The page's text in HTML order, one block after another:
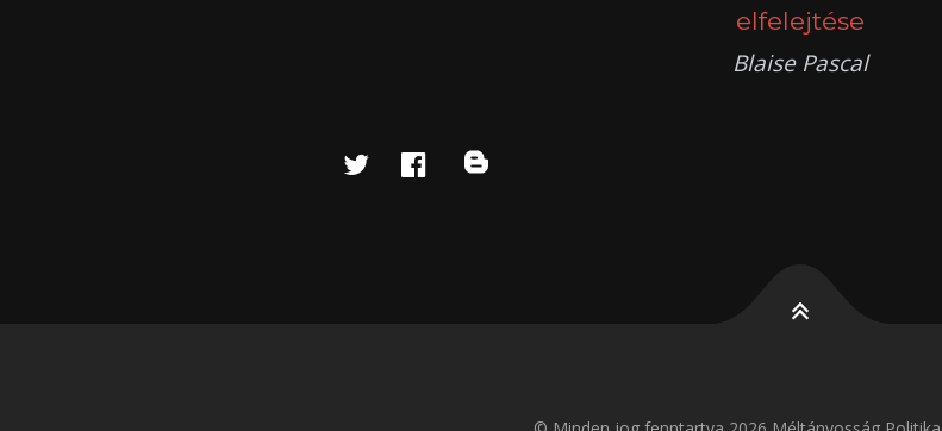
elfelejtése
Blaise Pascal
twitterfacebook
blog